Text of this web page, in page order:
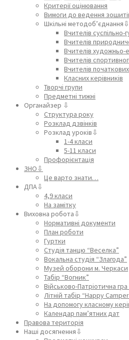
Критерії оцінювання
Вимоги до ведення
Шкільні методоб’єднання⇩
Вчителів суспільно-
Вчителів
Вчителів художньо-
Вчителів
Вчителів початкових
Класних керівників
Творчі групи
Предметні тижні
Органайзер ⇩
Структура року
Розклад дзвінків
Розклад уроків⇩
1-4 класи
5-11 класи
Профорієнтація
ЗНО⇩
Це варто знати…
ДПА⇩
4,9 класи
На замітку
Виховна робота⇩
Нормативні документи
План роботи
Гуртки
Студія танцю “Веселка”
Вокальна студія “Злагода”
Музей оборони м. Черкаси
Табір “Вогник”
Військово-Патріотична
Літній табір “Happy
На допомогу класному
Календар пам’ятних дат
Правова територія
Наші досягнення⇩